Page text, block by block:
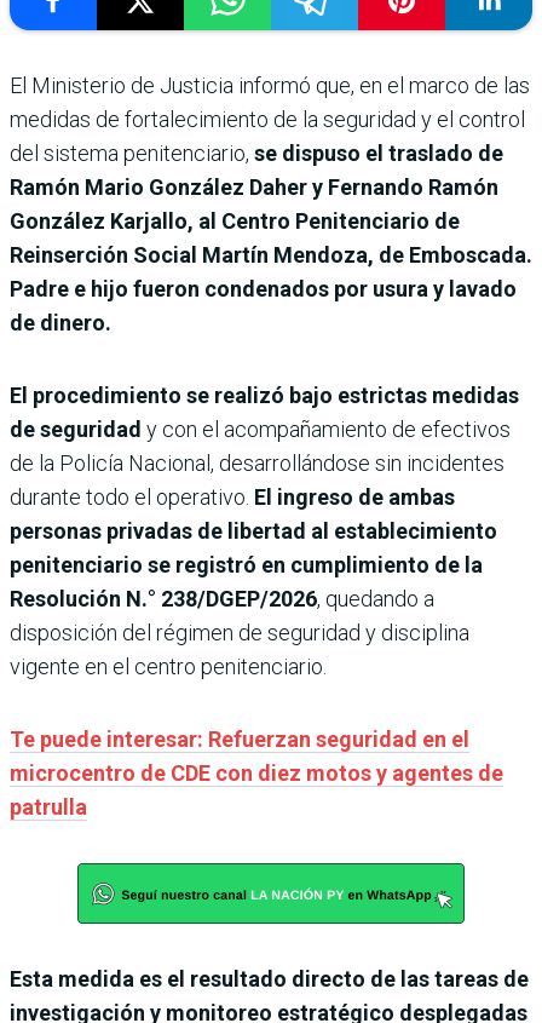
El Ministerio de Justicia informó que, en el marco de las
medidas de fortalecimiento de la seguridad y el control
del sistema penitenciario, se dispuso el traslado de
Ramón Mario González Daher y Fernando Ramón
González Karjallo, al Centro Penitenciario de
Reinserción Social Martín Mendoza, de Emboscada.
Padre e hijo fueron condenados por usura y lavado
de dinero.
El procedimiento se realizó bajo estrictas medidas
de seguridad y con el acompañamiento de efectivos
de la Policía Nacional, desarrollándose sin incidentes
durante todo el operativo. El ingreso de ambas
personas privadas de libertad al establecimiento
penitenciario se registró en cumplimiento de la
Resolución N.° 238/DGEP/2026, quedando a
disposición del régimen de seguridad y disciplina
vigente en el centro penitenciario.
Te puede interesar: Refuerzan seguridad en el
microcentro de CDE con diez motos y agentes de
patrulla
Esta medida es el resultado directo de las tareas de
investigación y monitoreo estratégico desplegadas